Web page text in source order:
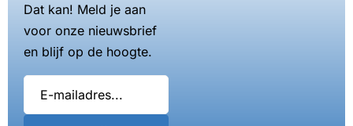
Dat kan! Meld je aan
voor onze nieuwsbrief
en blijf op de hoogte.